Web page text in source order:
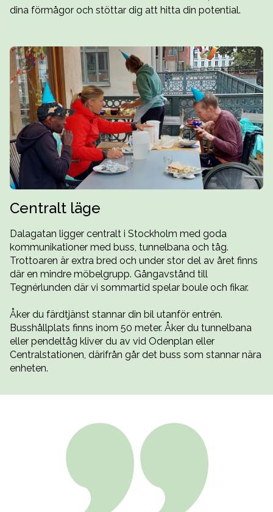
dina förmågor och stöttar dig att hitta din potential.
Centralt läge
Dalagatan ligger centralt i Stockholm med goda
kommunikationer med buss, tunnelbana och tåg.
Trottoaren är extra bred och under stor del av året finns
där en mindre möbelgrupp. Gångavstånd till
Tegnérlunden där vi sommartid spelar boule och fikar.
Åker du färdtjänst stannar din bil utanför entrén.
Busshållplats finns inom 50 meter. Åker du tunnelbana
eller pendeltåg kliver du av vid Odenplan eller
Centralstationen, därifrån går det buss som stannar nära
enheten.